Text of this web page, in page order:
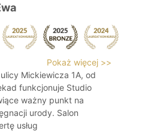
Pokaż więcej >>
Mickiewicza 1A, od
funkcjonuje Studio
ważny punkt na
urody. Salon
usług